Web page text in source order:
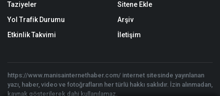
Taziyeler
Yol Trafik Durumu
Etkinlik Takvimi
Sitene Ekle
Arşiv
İletişim
https://www.manisainternethaber.com/ internet sitesinde yayınlanan
yazı, haber, video ve fotoğrafların her türlü hakkı saklıdır. İzin alınmadan,
kaynak gösterilerek dahi kullanılamaz.